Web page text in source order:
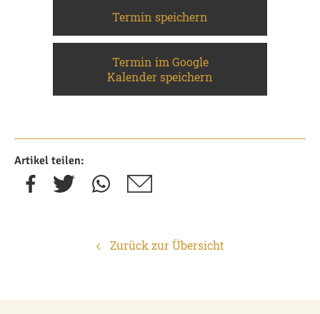
Termin speichern
Termin im Google
Kalender speichern
Artikel teilen:
Zurück zur Übersicht